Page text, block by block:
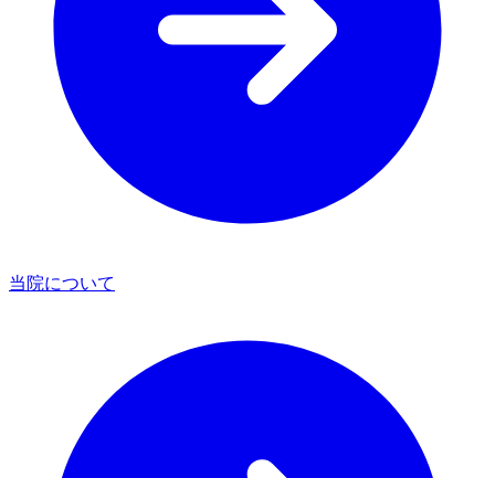
当院について